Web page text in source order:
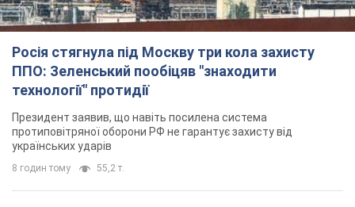
Росія стягнула під Москву три кола захисту
ППО: Зеленський пообіцяв "знаходити
технології" протидії
Президент заявив, що навіть посилена система
протиповітряної оборони РФ не гарантує захисту від
українських ударів
8 годин тому 55,2 т.